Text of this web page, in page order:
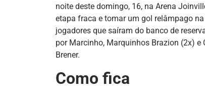
noite deste domingo, 16, na Arena
etapa fraca e tomar um gol relâmpago
jogadores que saíram do banco de
por Marcinho, Marquinhos Brazion (2x) e
Brener.
Como fica